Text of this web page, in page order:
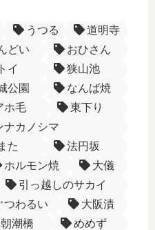
うつる
道明寺
どい
おひさん
イ
狭山池
公園
なんば焼
ホ毛
東下り
ナカノシマ
た
法円坂
ホルモン焼
大儀
引っ越しのサカイ
つわるい
大阪漬
朝潮橋
めめず